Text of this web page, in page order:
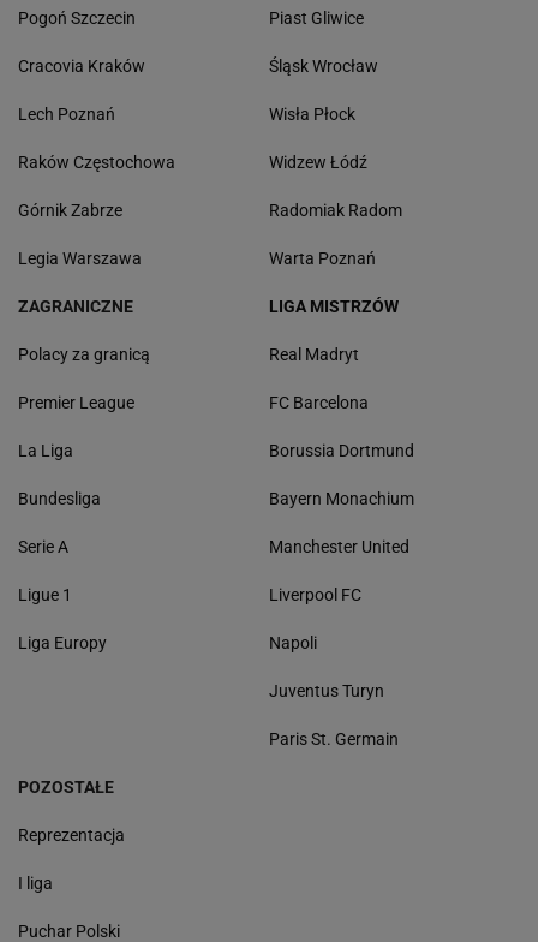
Pogoń Szczecin
Cracovia Kraków
Lech Poznań
Raków Częstochowa
Górnik Zabrze
Legia Warszawa
Piast Gliwice
Śląsk Wrocław
Wisła Płock
Widzew Łódź
Radomiak Radom
Warta Poznań
ZAGRANICZNE
Polacy za granicą
Premier League
La Liga
Bundesliga
Serie A
Ligue 1
Liga Europy
LIGA MISTRZÓW
Real Madryt
FC Barcelona
Borussia Dortmund
Bayern Monachium
Manchester United
Liverpool FC
Napoli
Juventus Turyn
Paris St. Germain
POZOSTAŁE
Reprezentacja
I liga
Puchar Polski